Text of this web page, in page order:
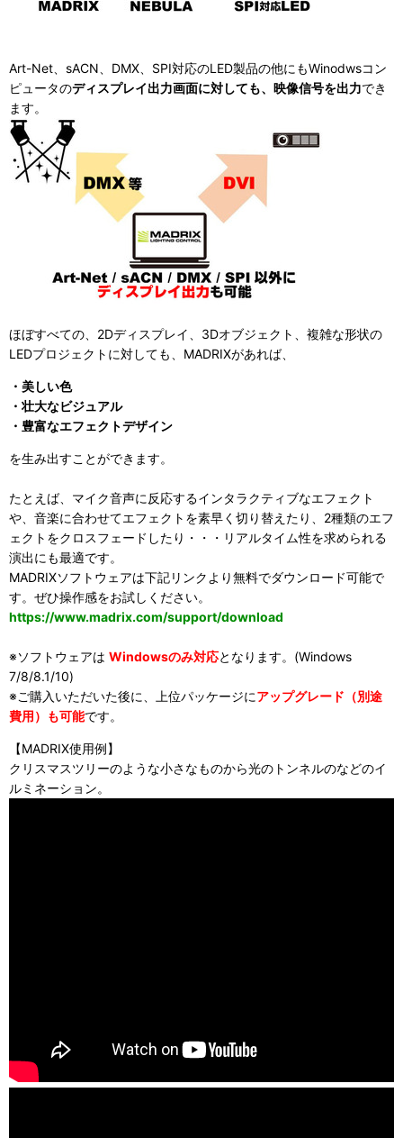
Art-Net、sACN、DMX、SPI対応のLED製品の他にもWinodwsコン
ピュータのディスプレイ出力画面に対しても、映像信号を出力でき
ます。
ほぼすべての、2Dディスプレイ、3Dオブジェクト、複雑な形状の
LEDプロジェクトに対しても、MADRIXがあれば、
・美しい色
・壮大なビジュアル
・豊富なエフェクトデザイン
を生み出すことができます。
たとえば、マイク音声に反応するインタラクティブなエフェクト
や、音楽に合わせてエフェクトを素早く切り替えたり、2種類のエフ
ェクトをクロスフェードしたり・・・リアルタイム性を求められる
演出にも最適です。
MADRIXソフトウェアは下記リンクより無料でダウンロード可能で
す。ぜひ操作感をお試しください。
https://www.madrix.com/support/download
※ソフトウェアは Windowsのみ対応となります。(Windows
7/8/8.1/10)
※ご購入いただいた後に、上位パッケージにアップグレード（別途
費用）も可能です。
【MADRIX使用例】
クリスマスツリーのような小さなものから光のトンネルのなどのイ
ルミネーション。